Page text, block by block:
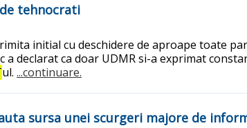
tehnocrati
initial cu deschidere de aproape toate
declarat ca doar UDMR si-a exprimat
ul. ...continuare.
sursa unei scurgeri majore de